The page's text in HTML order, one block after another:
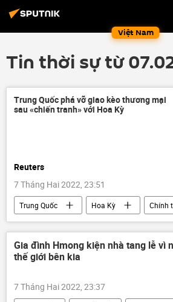
Việt Nam
Tin thời sự từ
Trung Quốc phá vỡ giao kèo thương mại
sau «chiến tranh» với Hoa Kỳ
Reuters
7 Tháng Hai 2022, 23:51
Trung Quốc Hoa Kỳ
Chính
Kinh tế
cuộc chiến thương mại
Báo chí thế giới
Gia đình Hmong kiện nhà tang lễ vì
thế giới bên kia
7 Tháng Hai 2022, 23:37